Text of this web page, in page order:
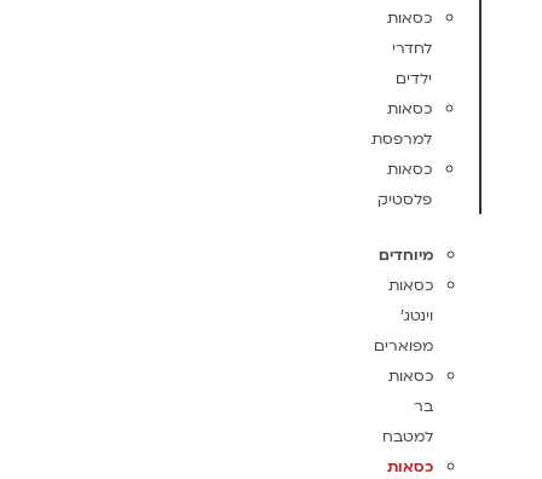
כסאות
לחדרי
ילדים
כסאות
למרפסת
כסאות
פלסטיק
מיוחדים
כסאות
וינטג'
מפוארים
כסאות
בר
למטבח
כסאות